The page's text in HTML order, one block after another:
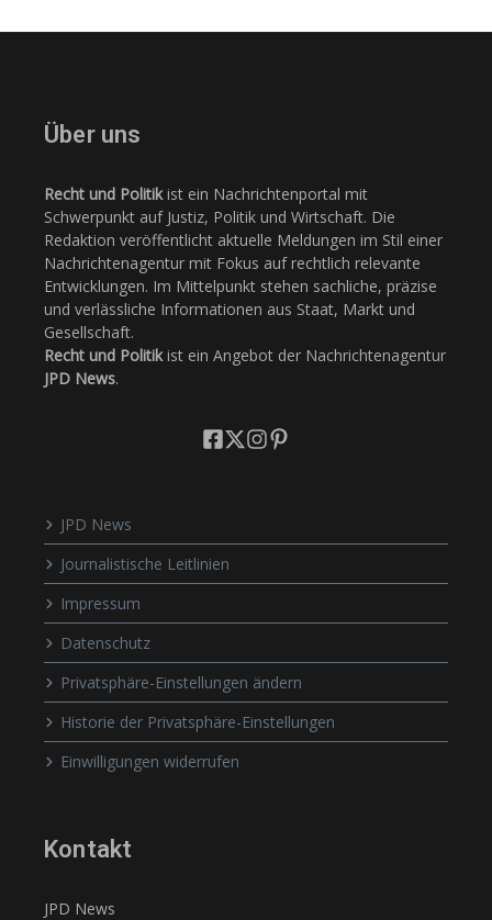
Über uns
Recht und Politikist ein Nachrichtenportal mit
Schwerpunkt auf Justiz, Politik und Wirtschaft. Die
Redaktion veröffentlicht aktuelle Meldungen im Stil einer
Nachrichtenagentur mit Fokus auf rechtlich relevante
Entwicklungen. Im Mittelpunkt stehen sachliche, präzise
und verlässliche Informationen aus Staat, Markt und
Gesellschaft.
Recht und Politikist ein Angebot der Nachrichtenagentur
JPD News.
JPD News
Journalistische Leitlinien
Impressum
Datenschutz
Privatsphäre-Einstellungen ändern
Historie der Privatsphäre-Einstellungen
Einwilligungen widerrufen
Kontakt
JPD News